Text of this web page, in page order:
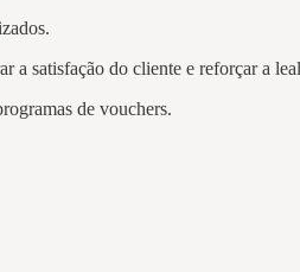
a satisfação do cliente e reforçar a
de vouchers.